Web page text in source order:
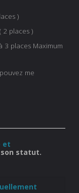
)
places )
3 places Maximum
me
et
statut.